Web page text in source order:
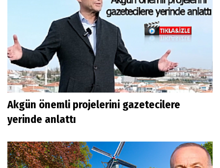
Akgün önemli projelerini gazetecilere
yerinde anlattı